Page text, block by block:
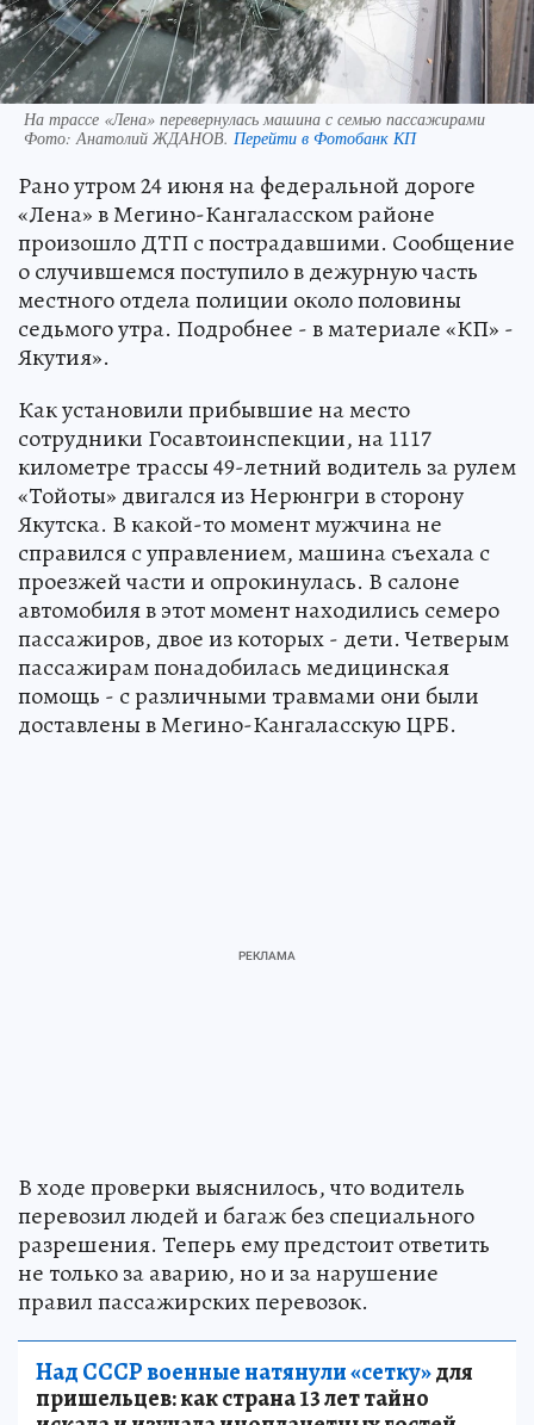
На трассе «Лена» перевернулась машина с семью пассажирами
Фото:Анатолий ЖДАНОВ. Перейти в Фотобанк КП
Рано утром 24 июня на федеральной дороге
«Лена» в Мегино-Кангаласском районе
произошло ДТП с пострадавшими. Сообщение
о случившемся поступило в дежурную часть
местного отдела полиции около половины
седьмого утра. Подробнее - в материале «КП» -
Якутия».
Как установили прибывшие на место
сотрудники Госавтоинспекции, на 1117
километре трассы 49-летний водитель за рулем
«Тойоты» двигался из Нерюнгри в сторону
Якутска. В какой-то момент мужчина не
справился с управлением, машина съехала с
проезжей части и опрокинулась. В салоне
автомобиля в этот момент находились семеро
пассажиров, двое из которых - дети. Четверым
пассажирам понадобилась медицинская
помощь - с различными травмами они были
доставлены в Мегино-Кангаласскую ЦРБ.
В ходе проверки выяснилось, что водитель
перевозил людей и багаж без специального
разрешения. Теперь ему предстоит ответить
не только за аварию, но и за нарушение
правил пассажирских перевозок.
Над СССР военные натянули «сетку»для
пришельцев: как страна 13 лет тайно